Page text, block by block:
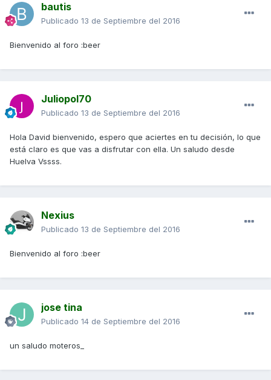
bautis
Publicado 13 de Septiembre del 2016
Bienvenido al foro :beer
Juliopol70
Publicado 13 de Septiembre del 2016
Hola David bienvenido, espero que aciertes en tu decisión, lo que
está claro es que vas a disfrutar con ella. Un saludo desde
Huelva Vssss.
Nexius
Publicado 13 de Septiembre del 2016
Bienvenido al foro :beer
jose tina
Publicado 14 de Septiembre del 2016
un saludo moteros_